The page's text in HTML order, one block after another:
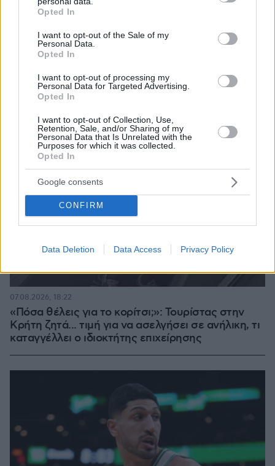
grant or deny consent to Google and its third-party tags to
use your data for below specified purposes in below Google
consent section.
Opted In
I want to opt-out of the Sale of my
Personal Data.
Opted In
I want to opt-out of processing my
Personal Data for Targeted Advertising.
Opted In
I want to opt-out of Collection, Use,
Retention, Sale, and/or Sharing of my
Personal Data that Is Unrelated with the
Purposes for which it was collected.
Opted In
Google consents
CONFIRM
Data Deletion Data Access Privacy Policy
«Πόσα θέλεις για το κορίτσι;»: Τουρίστας στην
Κρήτη ζητά... τιμή για να ασελγήσει σε ανήλικη, τι
καταγγέλλει ο ιδιοκτήτης επιχείρησης
07.08.2026, 18:22